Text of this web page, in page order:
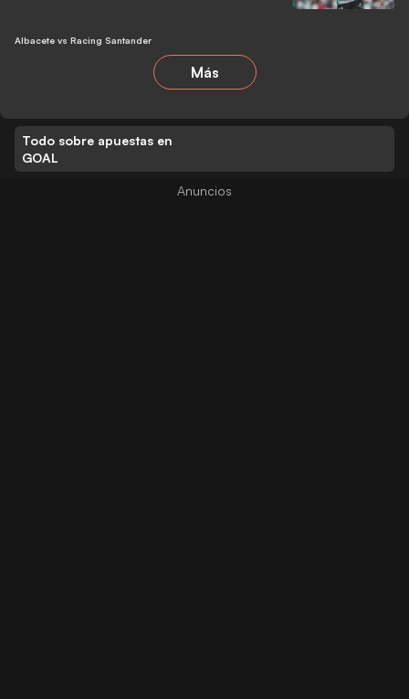
Albacete vs Racing Santander
Más
Todo sobre apuestas en
GOAL